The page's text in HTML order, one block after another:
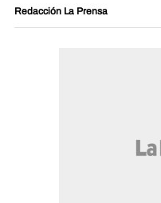
Mundial 2026: